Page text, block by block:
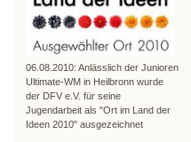
06.08.2010: Anlässlich der Junioren
Ultimate-WM in Heilbronn wurde
der DFV e.V. für seine
Jugendarbeit als "Ort im Land der
Ideen 2010" ausgezeichnet